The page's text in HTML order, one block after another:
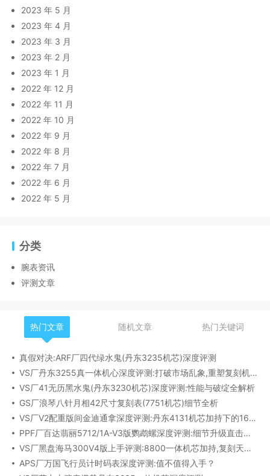
2023 年 5 月
2023 年 4 月
2023 年 3 月
2023 年 2 月
2023 年 1 月
2022 年 12 月
2022 年 11 月
2022 年 10 月
2022 年 9 月
2022 年 8 月
2022 年 7 月
2022 年 6 月
2022 年 5 月
分类
腕表资讯
评测文章
热门文章 随机文章 热门关键词
真假对决:ARF厂四代绿水鬼(丹东3235机芯)深度评测
VS厂丹东3255真一体机心深度评测:打破市场乱象,重塑复刻机芯新标杆​
VS厂41无历黑水鬼(丹东3230机芯)深度评测:性能与破绽全解析
GS厂浪琴八针月相42尺寸复刻表(7751机芯)细节全析
VS厂V2配重版间金迪通拿深度评测:丹东4131机芯加持下的165克精密之作​
PPF厂百达翡丽5712/1A-V3版鹦鹉螺深度评测:细节升级直击正品
VS厂黑盘海马300V4版上手评测:8800一体机芯加持,复刻天花板实至名归?
APS厂万国飞行员计时码表深度评测:值不值得入手？